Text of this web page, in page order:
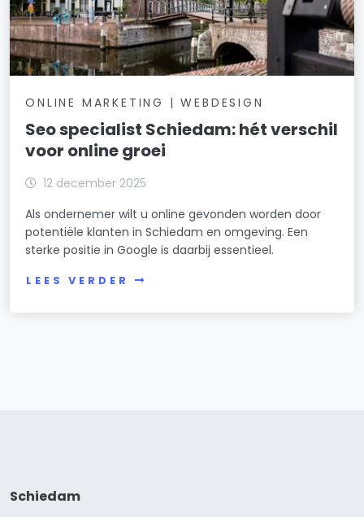
ONLINE MARKETING | WEBDESIGN
Seo specialist Schiedam: hét verschil
voor online groei
12 december 2025
Als ondernemer wilt u online gevonden worden door
potentiële klanten in Schiedam en omgeving. Een
sterke positie in Google is daarbij essentieel.
LEES VERDER
Schiedam